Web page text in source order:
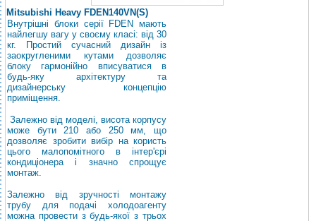
Mitsubishi Heavy FDEN140VN(S)
Внутрішні блоки серії FDEN мають
найлегшу вагу у своєму класі: від 30
кг. Простий сучасний дизайн із
заокругленими кутами дозволяє
блоку гармонійно вписуватися в
будь-яку архітектуру та
дизайнерську концепцію
приміщення.
Залежно від моделі, висота корпусу
може бути 210 або 250 мм, що
дозволяє зробити вибір на користь
цього малопомітного в інтер'єрі
кондиціонера і значно спрощує
монтаж.
Залежно від зручності монтажу
трубу для подачі холодоагенту
можна провести з будь-якої з трьох